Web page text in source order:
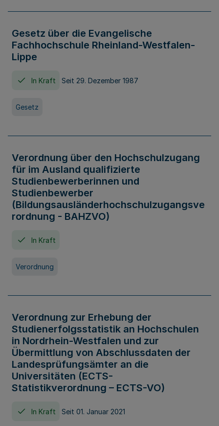
Gesetz über die Evangelische
Fachhochschule Rheinland-Westfalen-
Lippe
In Kraft Seit 29. Dezember 1987
Gesetz
Verordnung über den Hochschulzugang
für im Ausland qualifizierte
Studienbewerberinnen und
Studienbewerber
(Bildungsausländerhochschulzugangsve
rordnung - BAHZVO)
In Kraft
Verordnung
Verordnung zur Erhebung der
Studienerfolgsstatistik an Hochschulen
in Nordrhein-Westfalen und zur
Übermittlung von Abschlussdaten der
Landesprüfungsämter an die
Universitäten (ECTS-
Statistikverordnung – ECTS-VO)
In Kraft Seit 01. Januar 2021